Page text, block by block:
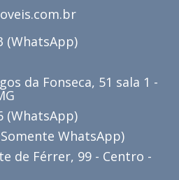
(WhatsApp)
da Fonseca, 51 sala 1 -
(WhatsApp)
WhatsApp)
de Férrer, 99 - Centro -